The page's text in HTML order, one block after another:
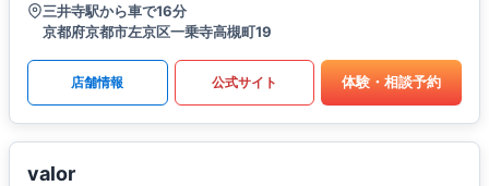
三井寺駅から車で16分
京都府京都市左京区一乗寺高槻町19
店舗情報 公式サイト 体験・相談予約
valor